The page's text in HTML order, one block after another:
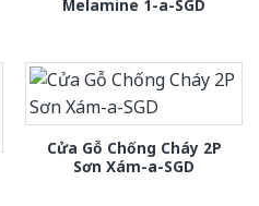
Melamine 1-a-SGD
Cửa Gỗ Chống Cháy 2P
Sơn Xám-a-SGD